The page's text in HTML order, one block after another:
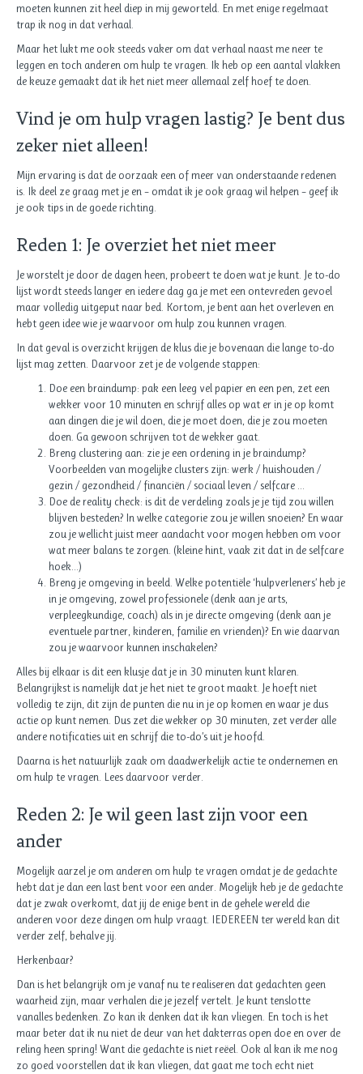
moeten kunnen zit heel diep in mij geworteld. En met enige regelmaat
trap ik nog in dat verhaal.
Maar het lukt me ook steeds vaker om dat verhaal naast me neer te
leggen en toch anderen om hulp te vragen. Ik heb op een aantal vlakken
de keuze gemaakt dat ik het niet meer allemaal zelf hoef te doen.
Vind je om hulp vragen lastig? Je bent dus
zeker niet alleen!
Mijn ervaring is dat de oorzaak een of meer van onderstaande redenen
is. Ik deel ze graag met je en – omdat ik je ook graag wil helpen – geef ik
je ook tips in de goede richting.
Reden 1: Je overziet het niet meer
Je worstelt je door de dagen heen, probeert te doen wat je kunt. Je to-do
lijst wordt steeds langer en iedere dag ga je met een ontevreden gevoel
maar volledig uitgeput naar bed. Kortom, je bent aan het overleven en
hebt geen idee wie je waarvoor om hulp zou kunnen vragen.
In dat geval is overzicht krijgen de klus die je bovenaan die lange to-do
lijst mag zetten. Daarvoor zet je de volgende stappen:
Doe een braindump: pak een leeg vel papier en een pen, zet een
wekker voor 10 minuten en schrijf alles op wat er in je op komt
aan dingen die je wil doen, die je moet doen, die je zou moeten
doen. Ga gewoon schrijven tot de wekker gaat.
Breng clustering aan: zie je een ordening in je braindump?
Voorbeelden van mogelijke clusters zijn: werk / huishouden /
gezin / gezondheid / financiën / sociaal leven / selfcare …
Doe de reality check: is dit de verdeling zoals je je tijd zou willen
blijven besteden? In welke categorie zou je willen snoeien? En waar
zou je wellicht juist meer aandacht voor mogen hebben om voor
wat meer balans te zorgen. (kleine hint, vaak zit dat in de selfcare
hoek…)
Breng je omgeving in beeld. Welke potentiële ‘hulpverleners’ heb je
in je omgeving, zowel professionele (denk aan je arts,
verpleegkundige, coach) als in je directe omgeving (denk aan je
eventuele partner, kinderen, familie en vrienden)? En wie daarvan
zou je waarvoor kunnen inschakelen?
Alles bij elkaar is dit een klusje dat je in 30 minuten kunt klaren.
Belangrijkst is namelijk dat je het niet te groot maakt. Je hoeft niet
volledig te zijn, dit zijn de punten die nu in je op komen en waar je dus
actie op kunt nemen. Dus zet die wekker op 30 minuten, zet verder alle
andere notificaties uit en schrijf die to-do’s uit je hoofd.
Daarna is het natuurlijk zaak om daadwerkelijk actie te ondernemen en
om hulp te vragen. Lees daarvoor verder.
Reden 2: Je wil geen last zijn voor een
ander
Mogelijk aarzel je om anderen om hulp te vragen omdat je de gedachte
hebt dat je dan een last bent voor een ander. Mogelijk heb je de gedachte
dat je zwak overkomt, dat jij de enige bent in de gehele wereld die
anderen voor deze dingen om hulp vraagt. IEDEREEN ter wereld kan dit
verder zelf, behalve jij.
Herkenbaar?
Dan is het belangrijk om je vanaf nu te realiseren dat gedachten geen
waarheid zijn, maar verhalen die je jezelf vertelt. Je kunt tenslotte
vanalles bedenken. Zo kan ik denken dat ik kan vliegen. En toch is het
maar beter dat ik nu niet de deur van het dakterras open doe en over de
reling heen spring! Want die gedachte is niet reëel. Ook al kan ik me nog
zo goed voorstellen dat ik kan vliegen, dat gaat me toch echt niet